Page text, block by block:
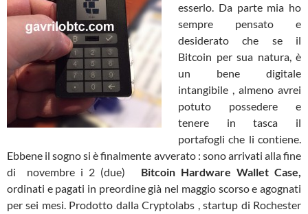
esserlo. Da parte mia ho
sempre pensato e
desiderato che se il
Bitcoin per sua natura, è
un bene digitale
intangibile , almeno avrei
potuto possedere e
tenere in tasca il
portafogli che li contiene.
Ebbene il sogno si è finalmente avverato : sono arrivati alla fine
di novembre i 2 (due)
Bitcoin Hardware Wallet Case,
ordinati e pagati in preordine già nel maggio scorso e agognati
per sei mesi. Prodotto dalla Cryptolabs , startup di Rochester